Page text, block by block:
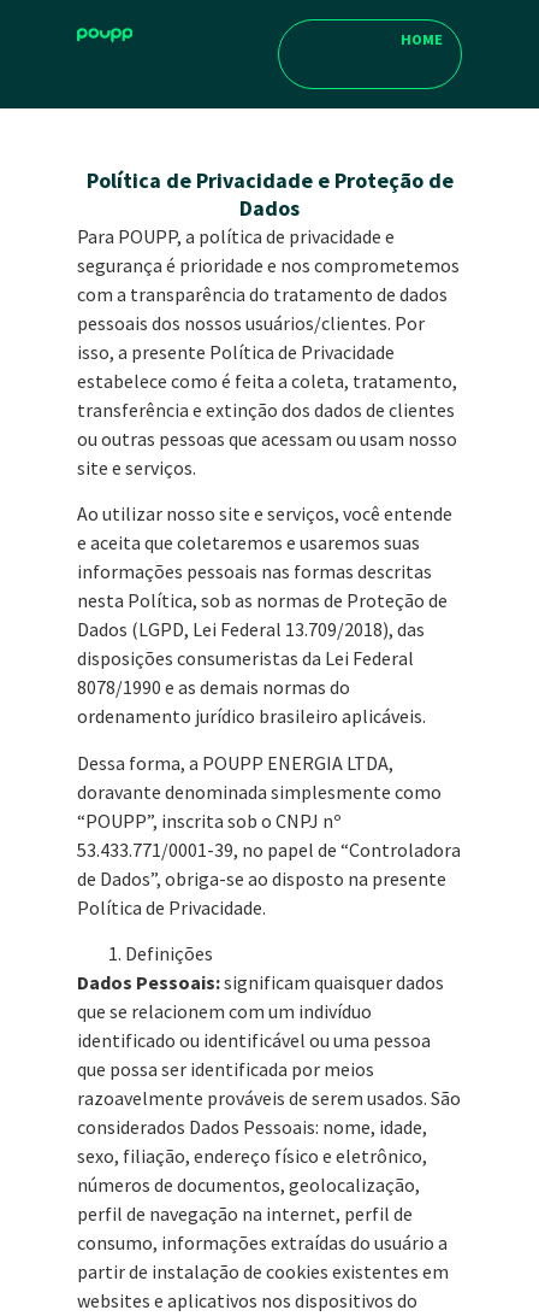
HOME
Política de Privacidade e Proteção de
Dados
Para POUPP, a política de privacidade e
segurança é prioridade e nos comprometemos
com a transparência do tratamento de dados
pessoais dos nossos usuários/clientes. Por
isso, a presente Política de Privacidade
estabelece como é feita a coleta, tratamento,
transferência e extinção dos dados de clientes
ou outras pessoas que acessam ou usam nosso
site e serviços.
Ao utilizar nosso site e serviços, você entende
e aceita que coletaremos e usaremos suas
informações pessoais nas formas descritas
nesta Política, sob as normas de Proteção de
Dados (LGPD, Lei Federal 13.709/2018), das
disposições consumeristas da Lei Federal
8078/1990 e as demais normas do
ordenamento jurídico brasileiro aplicáveis.
Dessa forma, a POUPP ENERGIA LTDA,
doravante denominada simplesmente como
“POUPP”, inscrita sob o CNPJ nº
53.433.771/0001-39, no papel de “Controladora
de Dados”, obriga-se ao disposto na presente
Política de Privacidade.
Definições
Dados Pessoais:significam quaisquer dados
que se relacionem com um indivíduo
identificado ou identificável ou uma pessoa
que possa ser identificada por meios
razoavelmente prováveis de serem usados. São
considerados Dados Pessoais: nome, idade,
sexo, filiação, endereço físico e eletrônico,
números de documentos, geolocalização,
perfil de navegação na internet, perfil de
consumo, informações extraídas do usuário a
partir de instalação de cookies existentes em
websites e aplicativos nos dispositivos do